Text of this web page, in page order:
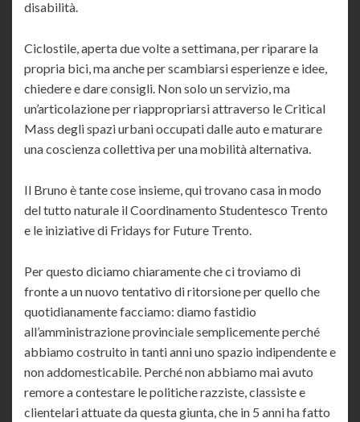
disabilità.
Ciclostile, aperta due volte a settimana, per riparare la
propria bici, ma anche per scambiarsi esperienze e idee,
chiedere e dare consigli. Non solo un servizio, ma
un’articolazione per riappropriarsi attraverso le Critical
Mass degli spazi urbani occupati dalle auto e maturare
una coscienza collettiva per una mobilità alternativa.
Il Bruno è tante cose insieme, qui trovano casa in modo
del tutto naturale il Coordinamento Studentesco Trento
e le iniziative di Fridays for Future Trento.
Per questo diciamo chiaramente che ci troviamo di
fronte a un nuovo tentativo di ritorsione per quello che
quotidianamente facciamo: diamo fastidio
all’amministrazione provinciale semplicemente perché
abbiamo costruito in tanti anni uno spazio indipendente e
non addomesticabile. Perché non abbiamo mai avuto
remore a contestare le politiche razziste, classiste e
clientelari attuate da questa giunta, che in 5 anni ha fatto